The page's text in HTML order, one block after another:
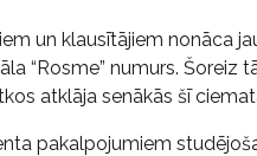
un klausītājiem nonāca
“Rosme” numurs. Šoreiz
atklāja senākās šī
pakalpojumiem